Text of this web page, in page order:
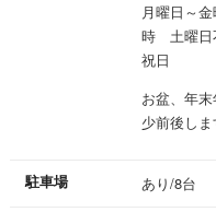
月曜日～
時 土曜日
祝日
お盆、年
少前後しま
駐車場 あり/8台